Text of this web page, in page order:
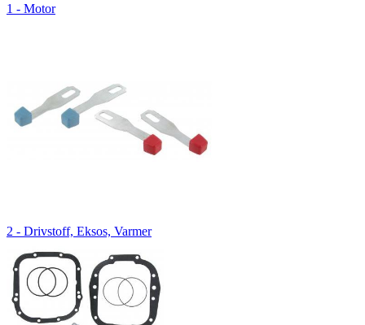
1 - Motor
2 - Drivstoff, Eksos, Varmer